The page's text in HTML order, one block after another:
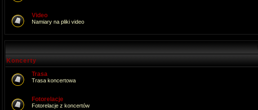
Video
Namiary na pliki video
Koncerty
Trasa
Trasa koncertowa
Fotorelacje
Fotorelacje z koncertów